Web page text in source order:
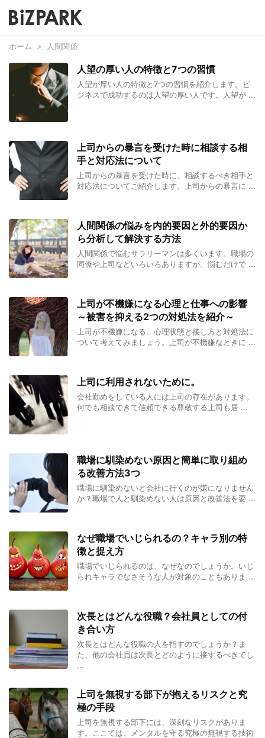
ホーム > 人間関係
人望の厚い人の特徴と7つの習慣
人望が厚い人の特徴と7つの習慣を紹介します。ビ
ジネスで成功するのは人望の厚い人です。人望が ...
上司からの暴言を受けた時に相談する相
手と対応法について
上司からの暴言を受けた時に、相談するべき相手と
対応法についてご紹介します。上司からの暴言に ...
人間関係の悩みを内的要因と外的要因か
ら分析して解決する方法
人間関係で悩むサラリーマンは多くいます。職場の
同僚や上司などいろいろありますが、悩むだけで ...
上司が不機嫌になる心理と仕事への影響
～被害を抑える2つの対処法を紹介～
上司が不機嫌になる、心理状態と接し方と対処法に
ついて考えてみましょう。上司が不機嫌なときに ...
上司に利用されないために。
会社勤めをしている人には上司の存在があります。
何でも相談できて信頼できる尊敬する上司も居 ...
職場に馴染めない原因と簡単に取り組め
る改善方法3つ
職場に馴染めないと会社に行くのが嫌になりません
か？職場で人と馴染めない人は原因と改善法を要 ...
なぜ職場でいじられるの？キャラ別の特
徴と捉え方
職場でいじられるのは、なぜなのでしょうか。いじ
られキャラでなさそうな人が対象のこともありま ...
次長とはどんな役職？会社員としての付
き合い方
次長とはどんな役職の人を指すのでしょうか？ま
た、他の会社員は次長とどのように接するべきでし
...
上司を無視する部下が抱えるリスクと究
極の手段
上司を無視する部下には、深刻なリスクがありま
す。ここでは、メンタルを守る究極の無視する技術